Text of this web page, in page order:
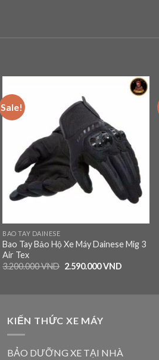
Sale!
BAO TAY DAINESE
Bao Tay Bảo Hộ Xe Máy Dainese Mig 3
Air Tex
3.200.000VND 2.590.000VND
KIẾN THỨC XE MÁY
BẢO DƯỠNG XE TẠI NHÀ